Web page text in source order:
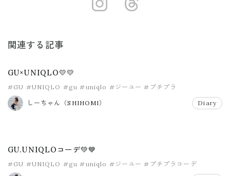
https://
関連する記事
GU×UNIQLO💛💛
#GU #UNIQLO #gu #uniqlo #ジーユー #プチプラ
しーちゃん（SHIHOMI） Diary
GU.UNIQLOコーデ💚💙
#GU #UNIQLO #gu #uniqlo #ジーユー #プチプラコーデ